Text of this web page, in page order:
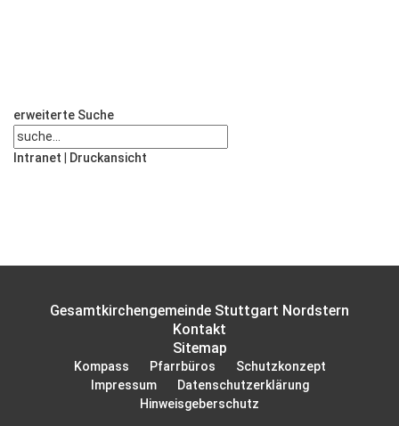
erweiterte Suche
Intranet Druckansicht
Gesamtkirchengemeinde Stuttgart Nordstern
Kontakt
Sitemap
Kompass Pfarrbüros
Schutzkonzept
Impressum
Datenschutzerklärung
Hinweisgeberschutz